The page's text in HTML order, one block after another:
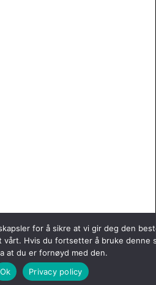
for å sikre at vi gir deg den
Hvis du fortsetter å bruke denne
at du er fornøyd med den.
Ok
Privacy policy